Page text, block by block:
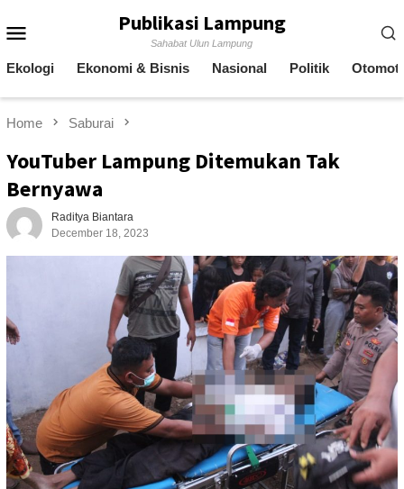
to
Publikasi Lampung
Sahabat Ulun Lampung
Ekologi Ekonomi & Bisnis Nasional Politik
Home Saburai
YouTuber Lampung Ditemukan Tak
Bernyawa
Raditya Biantara
December 18, 2023